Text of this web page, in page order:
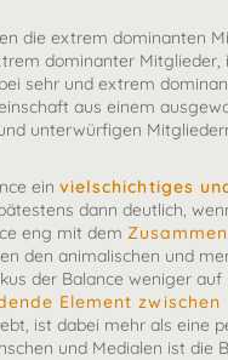
die extrem dominanten
dominanter
sehr und extrem
aus einem
unterwürfigen
ein vielschichtiges
dann deutlich,
eng mit dem
den animalischen und
der Balance weniger
Element
ist dabei mehr als eine
und Medialen ist